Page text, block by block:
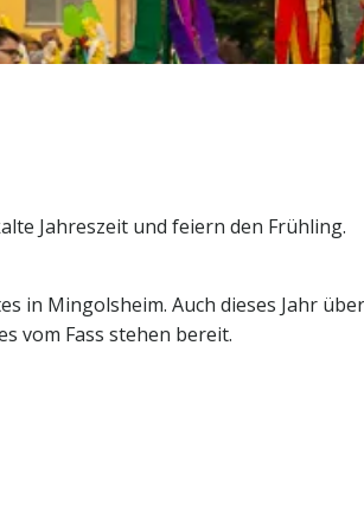
Jahreszeit und feiern den Frühling.
in Mingolsheim. Auch dieses Jahr
vom Fass stehen bereit.